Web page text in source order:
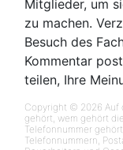
Mitglieder, um
zu machen.
Besuch des
Kommentar
teilen, Ihre
Copyright © 2026 Auf
gehört, wem gehört
Telefonnummer
Telefonnummern,